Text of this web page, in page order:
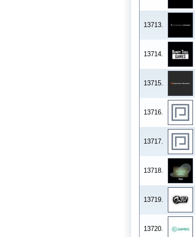
13713.
13714.
13715.
13716.
13717.
13718.
13719.
13720.